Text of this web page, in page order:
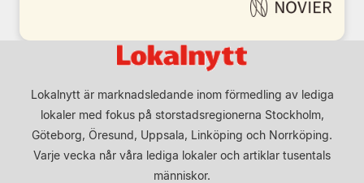
Lokalnytt är marknadsledande inom förmedling av lediga
lokaler med fokus på storstadsregionerna Stockholm,
Göteborg, Öresund, Uppsala, Linköping och Norrköping.
Varje vecka når våra lediga lokaler och artiklar tusentals
människor.